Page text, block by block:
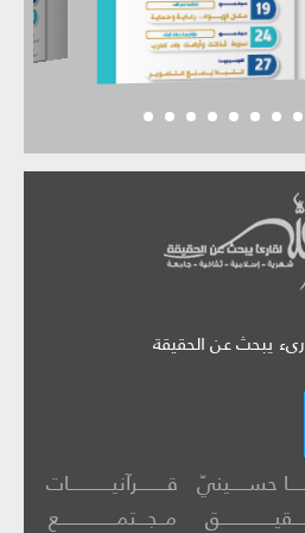
يبحث عن الحقيقة
حســـــينيّ
قــــــــرآنيــــــــــــات
مــجـــتمــــــــــــــــع